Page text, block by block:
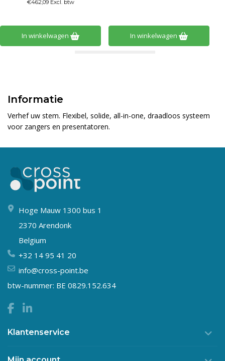
In winkelwagen In winkelwagen
Informatie
Verhef uw stem. Flexibel, solide, all-in-one, draadloos systeem
voor zangers en presentatoren.
Hoge Mauw 1300 bus 1
2370 Arendonk
Belgium
+32 14 95 41 20
info@cross-point.be
btw-nummer: BE 0829.152.634
Klantenservice